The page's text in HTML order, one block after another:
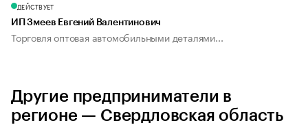
ДЕЙСТВУЕТ
ИП Змеев Евгений Валентинович
Торговля оптовая автомобильными деталями...
Другие предприниматели в
регионе — Свердловская область